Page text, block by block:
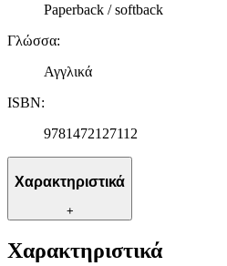
Paperback / softback
Γλώσσα:
Αγγλικά
ISBN:
9781472127112
Χαρακτηριστικά
+
Χαρακτηριστικά